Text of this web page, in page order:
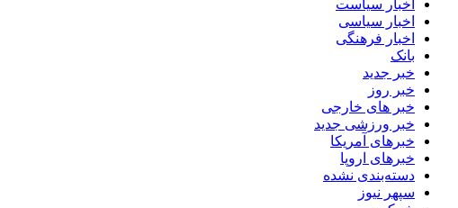
اخبار سیاست
اخبار سیاسی
اخبار فرهنگی
بانک
خبر جدید
خبر روز
خبر های خارجی
خبر ورزشی جدید
خبرهای آمریکا
خبرهای اروپا
دسته‌بندی نشده
سپهر نیوز